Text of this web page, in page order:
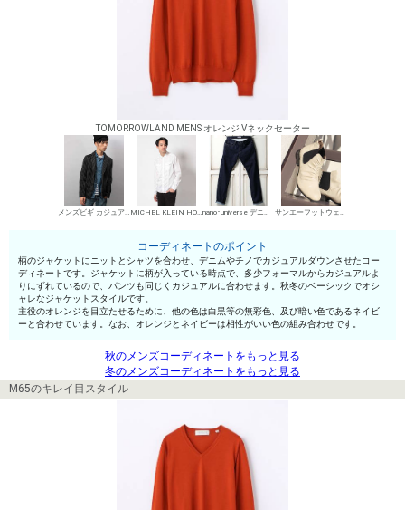
TOMORROWLAND MENS オレンジ Vネックセーター
メンズビギ カジュアルジャケット MICHEL KLEIN HOMME シャツ nano･universe デニムパンツ・ジーンズ サンエーフットウェア サイドゴアブーツ
コーディネートのポイント
柄のジャケットにニットとシャツを合わせ、デニムやチノでカジュアルダウンさせたコー
ディネートです。ジャケットに柄が入っている時点で、多少フォーマルからカジュアルよ
りにずれているので、パンツも同じくカジュアルに合わせます。秋冬のベーシックでオシ
ャレなジャケットスタイルです。
主役のオレンジを目立たせるために、他の色は白黒等の無彩色、及び暗い色であるネイビ
ーと合わせています。なお、オレンジとネイビーは相性がいい色の組み合わせです。
秋のメンズコーディネートをもっと見る
冬のメンズコーディネートをもっと見る
M65のキレイ目スタイル